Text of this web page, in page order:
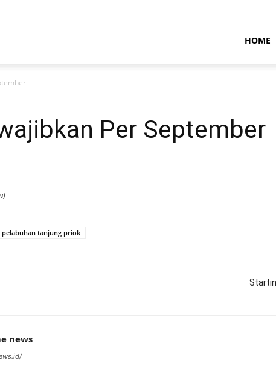
HOME
Per September
pelabuhan tanjung priok
news